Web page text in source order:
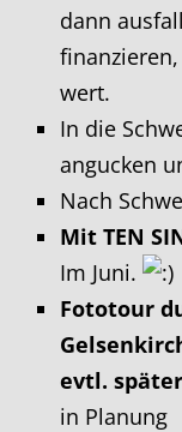
dann
wert.
In die
angucken
Nach
Mit TEN
Im Juni.
Fototour
evtl.
in Planung